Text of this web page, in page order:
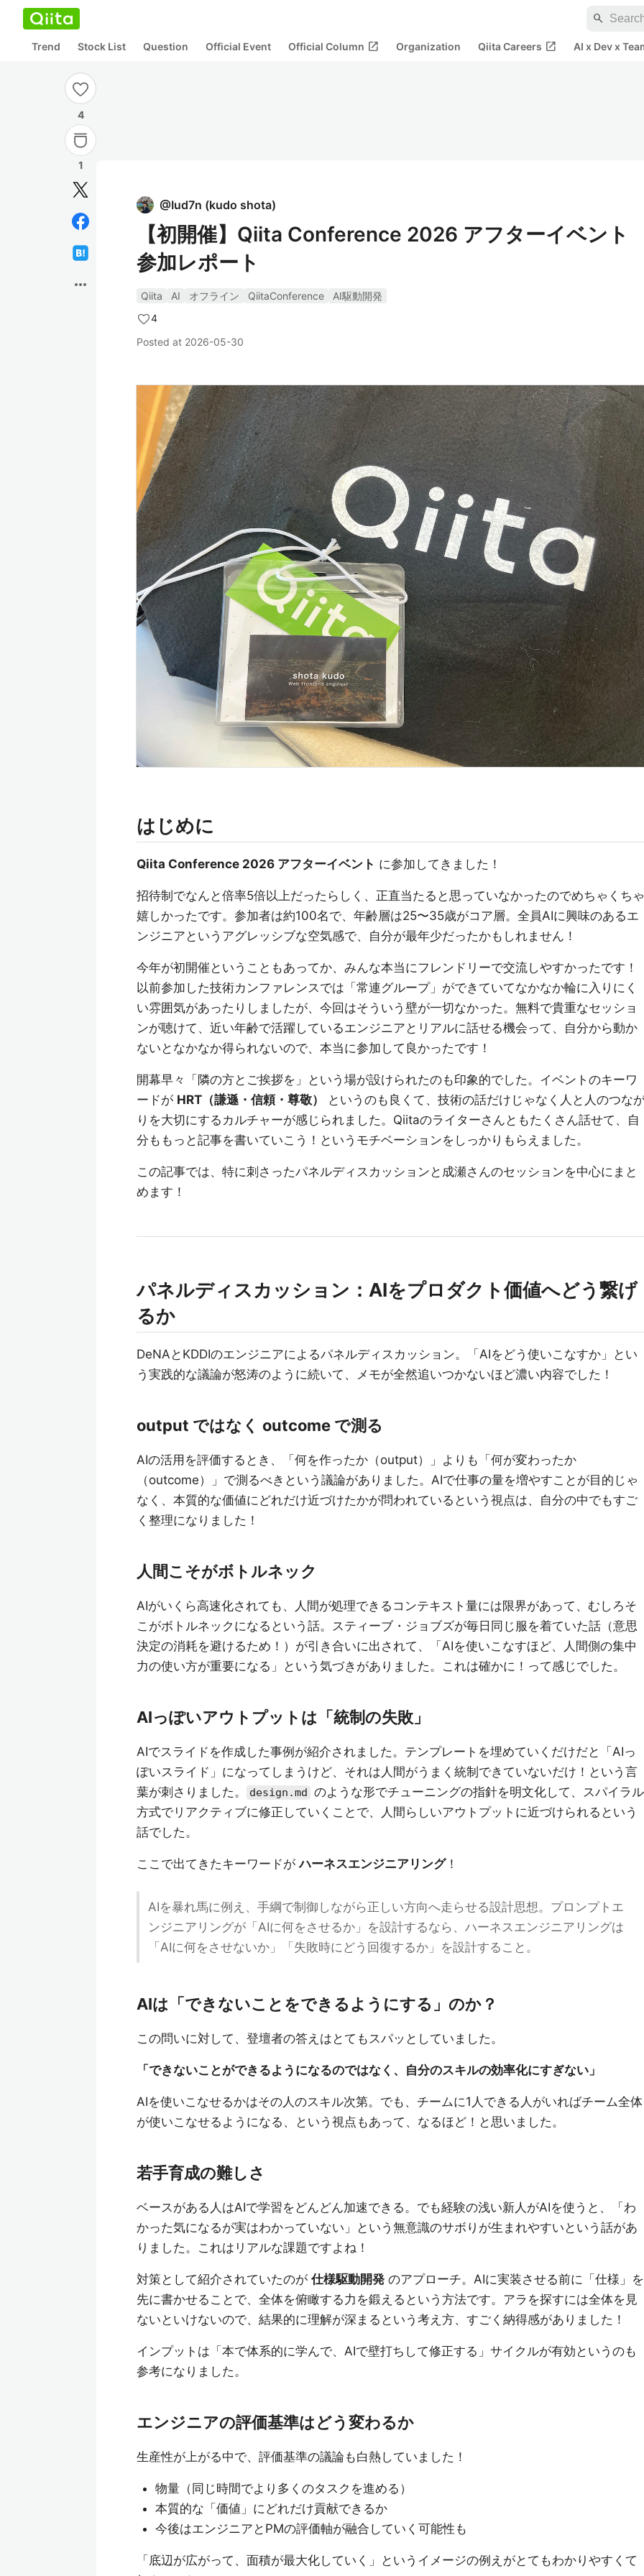
search
Trend Stock List Question Official Event Official Column open_in_new Organization Qiita Careers open_in_new AI x Dev x
4
1
more_horiz
@Iud7n (kudo shota)
【初開催】Qiita Conference 2026 アフターイベント
参加レポート
Qiita AI オフライン QiitaConference
AI駆動開発
4
Posted at 2026-05-30
はじめに
Qiita Conference 2026 アフターイベント に参加してきました！
招待制でなんと倍率5倍以上だったらしく、正直当たると思っていなかったのでめちゃくちゃ
嬉しかったです。参加者は約100名で、年齢層は25〜35歳がコア層。全員AIに興味のあるエ
ンジニアというアグレッシブな空気感で、自分が最年少だったかもしれません！
今年が初開催ということもあってか、みんな本当にフレンドリーで交流しやすかったです！
以前参加した技術カンファレンスでは「常連グループ」ができていてなかなか輪に入りにく
い雰囲気があったりしましたが、今回はそういう壁が一切なかった。無料で貴重なセッショ
ンが聴けて、近い年齢で活躍しているエンジニアとリアルに話せる機会って、自分から動か
ないとなかなか得られないので、本当に参加して良かったです！
開幕早々「隣の方とご挨拶を」という場が設けられたのも印象的でした。イベントのキーワ
ードが HRT（謙遜・信頼・尊敬）
というのも良くて、技術の話だけじゃなく人と人のつな
りを大切にするカルチャーが感じられました。Qiitaのライターさんともたくさん話せて、自
分ももっと記事を書いていこう！というモチベーションをしっかりもらえました。
この記事では、特に刺さったパネルディスカッションと成瀬さんのセッションを中心にまと
めます！
パネルディスカッション：AIをプロダクト価値へどう繋げ
るか
DeNAとKDDIのエンジニアによるパネルディスカッション。「AIをどう使いこなすか」とい
う実践的な議論が怒涛のように続いて、メモが全然追いつかないほど濃い内容でした！
output ではなく outcome で測る
AIの活用を評価するとき、「何を作ったか（output）」よりも「何が変わったか
（outcome）」で測るべきという議論がありました。AIで仕事の量を増やすことが目的じゃ
なく、本質的な価値にどれだけ近づけたかが問われているという視点は、自分の中でもすご
く整理になりました！
人間こそがボトルネック
AIがいくら高速化されても、人間が処理できるコンテキスト量には限界があって、むしろそ
こがボトルネックになるという話。スティーブ・ジョブズが毎日同じ服を着ていた話（意思
決定の消耗を避けるため！）が引き合いに出されて、「AIを使いこなすほど、人間側の集中
力の使い方が重要になる」という気づきがありました。これは確かに！って感じでした。
AIっぽいアウトプットは「統制の失敗」
AIでスライドを作成した事例が紹介されました。テンプレートを埋めていくだけだと「AIっ
ぽいスライド」になってしまうけど、それは人間がうまく統制できていないだけ！という言
葉が刺さりました。
design.md のような形でチューニングの指針を明文化して、スパイラル
方式でリアクティブに修正していくことで、人間らしいアウトプットに近づけられるという
話でした。
ここで出てきたキーワードがハーネスエンジニアリング！
AIを暴れ馬に例え、手綱で制御しながら正しい方向へ走らせる設計思想。プロンプトエ
ンジニアリングが「AIに何をさせるか」を設計するなら、ハーネスエンジニアリングは
「AIに何をさせないか」「失敗時にどう回復するか」を設計すること。
AIは「できないことをできるようにする」のか？
この問いに対して、登壇者の答えはとてもスパッとしていました。
「できないことができるようになるのではなく、自分のスキルの効率化にすぎない」
AIを使いこなせるかはその人のスキル次第。でも、チームに1人できる人がいればチーム全体
が使いこなせるようになる、という視点もあって、なるほど！と思いました。
若手育成の難しさ
ベースがある人はAIで学習をどんどん加速できる。でも経験の浅い新人がAIを使うと、「わ
かった気になるが実はわかっていない」という無意識のサボりが生まれやすいという話があ
りました。これはリアルな課題ですよね！
対策として紹介されていたのが 仕様駆動開発 のアプローチ。AIに実装させる前に「仕様」を
先に書かせることで、全体を俯瞰する力を鍛えるという方法です。アラを探すには全体を見
ないといけないので、結果的に理解が深まるという考え方、すごく納得感がありました！
インプットは「本で体系的に学んで、AIで壁打ちして修正する」サイクルが有効というのも
参考になりました。
エンジニアの評価基準はどう変わるか
生産性が上がる中で、評価基準の議論も白熱していました！
物量（同じ時間でより多くのタスクを進める）
本質的な「価値」にどれだけ貢献できるか
今後はエンジニアとPMの評価軸が融合していく可能性も
「底辺が広がって、面積が最大化していく」というイメージの例えがとてもわかりやすくて